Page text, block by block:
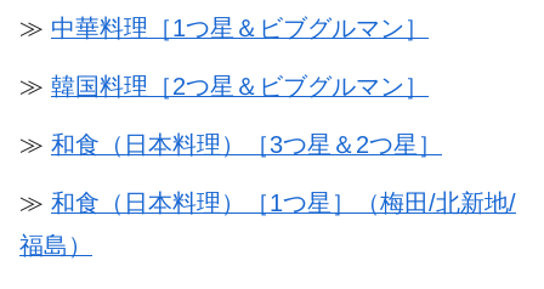
≫ 中華料理［1つ星＆ビブグルマン］
≫ 韓国料理［2つ星＆ビブグルマン］
≫ 和食（日本料理）［3つ星＆2つ星］
≫ 和食（日本料理）［1つ星］（梅田/北新地/
福島）